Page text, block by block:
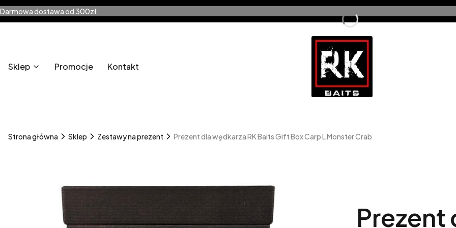
Darmowa dostawa od 300zł.
Sklep Promocje Kontakt
Strona główna Sklep Zestawy na prezent Prezent dla wędkarza RK Baits Gift Box Carp L Monster Crab
Prezent